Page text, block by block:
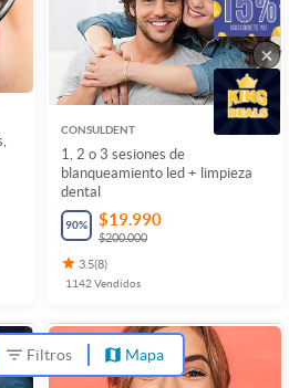
CONSULDENT
1, 2 o 3 sesiones de
blanqueamiento led + limpieza
dental
90% $19.990
$200.000
3.5(8)
1142 Vendidos
Filtros Mapa
×